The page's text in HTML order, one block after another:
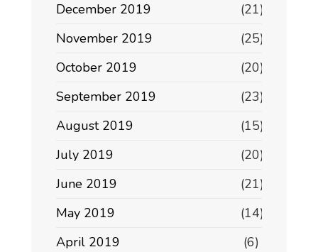
December 2019
(21)
November 2019
(25)
October 2019
(20)
September 2019
(23)
August 2019
(15)
July 2019
(20)
June 2019
(21)
May 2019
(14)
April 2019
(6)